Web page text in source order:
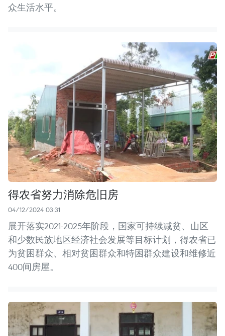
众生活水平。
得农省努力消除危旧房
04/12/2024 03:31
展开落实2021-2025年阶段，国家可持续减贫、山区
和少数民族地区经济社会发展等目标计划，得农省已
为贫困群众、相对贫困群众和特困群众建设和维修近
400间房屋。